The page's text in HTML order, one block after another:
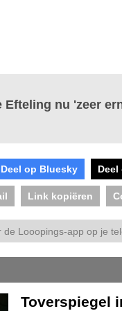
Efteling nu 'zeer
Deel op Bluesky Deel
Link kopiëren
de Looopings-app op je
Toverspiegel